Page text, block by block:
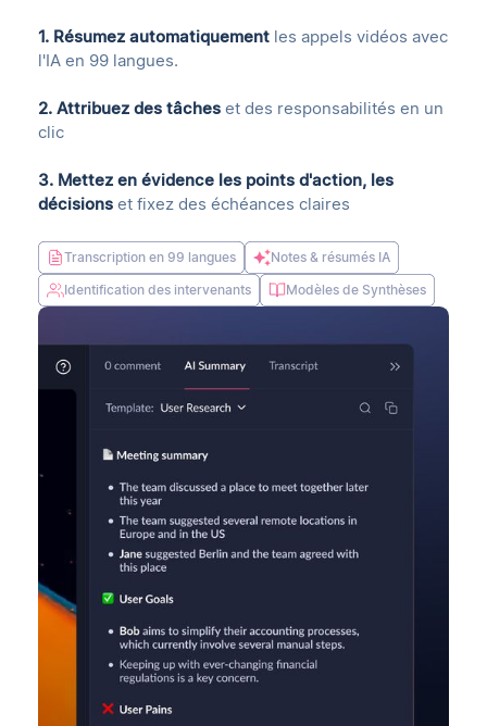
1. Résumez automatiquement les appels vidéos avec
l'IA en 99 langues.
2. Attribuez des tâcheset des responsabilités en un
clic
3. Mettez en évidence les points d'action, les
décisionset fixez des échéances claires
Transcription en 99 langues
Notes & résumés IA
Identification des intervenants
Modèles de Synthèses